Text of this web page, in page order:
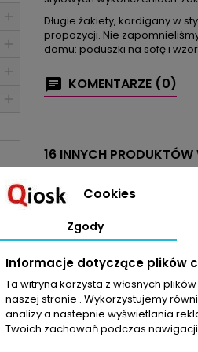
Długie żakiety, kardigany w
propozycji. Nie
domu: poduszki na sofę i
KOMENTARZE (0)
16 INNYCH
Cookies
Zgody
Informacje dotyczące plików
Ta witryna korzysta z własnych
naszej stronie . Wykorzystujemy
analizy a nastepnie wyświetlania
Twoich zachowań podczas